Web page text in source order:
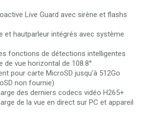
Live Guard avec sirène et flashs
et hautparleur intégrés avec système
fonctions de détections intelligentes
de vue horizontal de 108.8°
pour carte MicroSD jusqu'à 512Go
non fournie)
des derniers codecs vidéo H265+
de la vue en direct sur PC et appareil